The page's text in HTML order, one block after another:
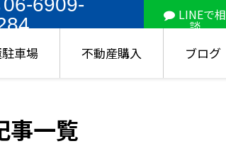
LINEで相
談
車場 不動産購入 ブログ
事一覧